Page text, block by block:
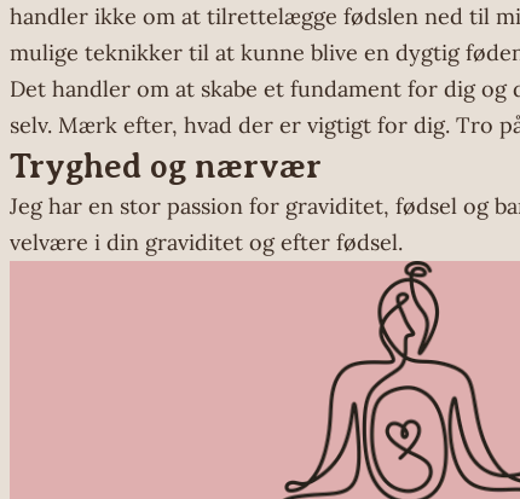
handler ikke om at tilrettelægge fødslen ned til
mulige teknikker til at kunne blive en dygtig
Det handler om at skabe et fundament for dig
selv. Mærk efter, hvad der er vigtigt for dig. Tro
Tryghed og nærvær
Jeg har en stor passion for graviditet, fødsel og
velvære i din graviditet og efter fødsel.